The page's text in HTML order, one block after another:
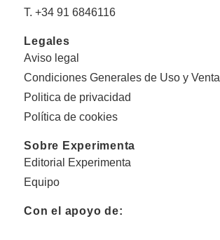
T. +34 91 6846116
Legales
Aviso legal
Condiciones Generales de Uso y Venta
Politica de privacidad
Política de cookies
Sobre Experimenta
Editorial Experimenta
Equipo
Con el apoyo de: